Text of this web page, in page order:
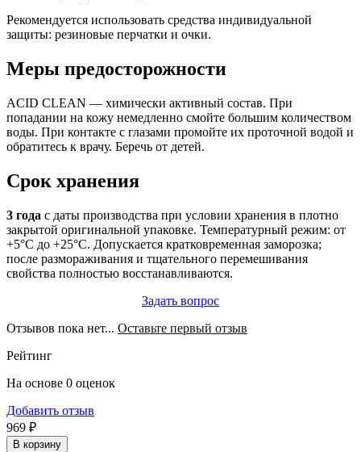
Рекомендуется использовать средства индивидуальной
защиты: резиновые перчатки и очки.
Меры предосторожности
ACID CLEAN — химически активный состав. При
попадании на кожу немедленно смойте большим количеством
воды. При контакте с глазами промойте их проточной водой и
обратитесь к врачу. Беречь от детей.
Срок хранения
3 года с даты производства при условии хранения в плотно
закрытой оригинальной упаковке. Температурный режим: от
+5°C до +25°C. Допускается кратковременная заморозка;
после размораживания и тщательного перемешивания
свойства полностью восстанавливаются.
Задать вопрос
Отзывов пока нет... Оставьте первый отзыв
Рейтинг
На основе 0 оценок
Добавить отзыв
969 ₽
В корзину